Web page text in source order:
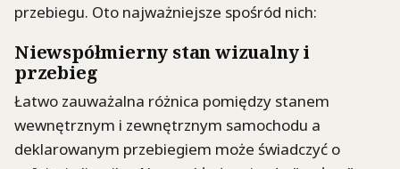
przebiegu. Oto najważniejsze spośród nich:
Niewspółmierny stan wizualny i
przebieg
Łatwo zauważalna różnica pomiędzy stanem
wewnętrznym i zewnętrznym samochodu a
deklarowanym przebiegiem może świadczyć o